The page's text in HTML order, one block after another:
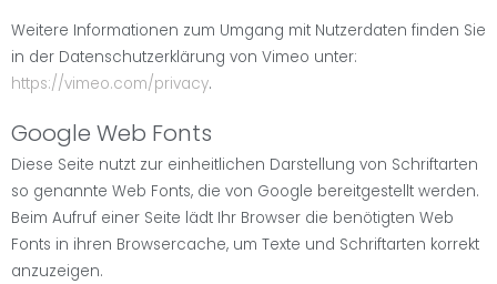
Weitere Informationen zum Umgang mit Nutzerdaten finden Sie
in der Datenschutzerklärung von Vimeo unter:
https://vimeo.com/privacy.
Google Web Fonts
Diese Seite nutzt zur einheitlichen Darstellung von Schriftarten
so genannte Web Fonts, die von Google bereitgestellt werden.
Beim Aufruf einer Seite lädt Ihr Browser die benötigten Web
Fonts in ihren Browsercache, um Texte und Schriftarten korrekt
anzuzeigen.